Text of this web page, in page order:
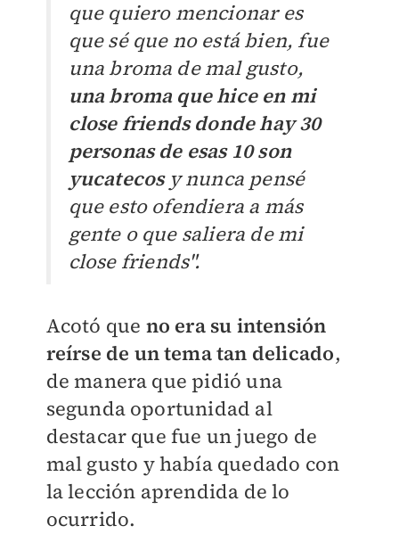
que quiero mencionar es
que sé que no está bien, fue
una broma de mal gusto,
una broma que hice en mi
close friends donde hay 30
personas de esas 10 son
yucatecosy nunca pensé
que esto ofendiera a más
gente o que saliera de mi
close friends".
Acotó que no era su intensión
reírse de un tema tan delicado,
de manera que pidió una
segunda oportunidad al
destacar que fue un juego de
mal gusto y había quedado con
la lección aprendida de lo
ocurrido.